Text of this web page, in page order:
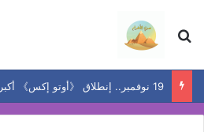
بحث عن